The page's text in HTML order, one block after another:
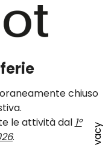
chiuso
le attività dal 1°
.